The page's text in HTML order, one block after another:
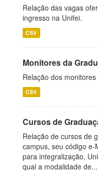
Relação das vagas
ingresso na Unifei.
CSV
Monitores da
Relação dos
CSV
Cursos de
Relação de cursos de
campus, seu código
para integralização,
qual a modalidade de...